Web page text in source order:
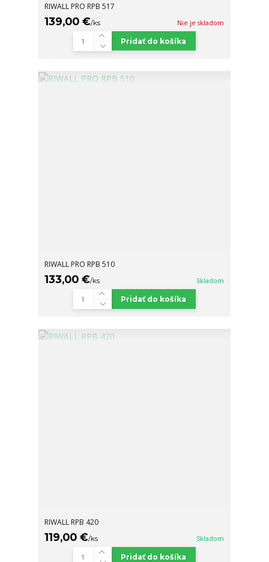
RIWALL PRO RPB 517
139,00 €/ks Nie je skladom
Pridať do košíka
RIWALL PRO RPB 510
133,00 €/ks Skladom
Pridať do košíka
RIWALL RPB 420
119,00 €/ks Skladom
Pridať do košíka